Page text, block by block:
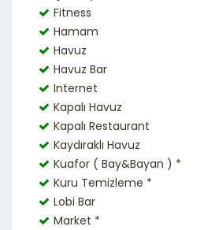
Fitness
Hamam
Havuz
Havuz Bar
Internet
Kapalı Havuz
Kapalı Restaurant
Kaydıraklı Havuz
Kuafor ( Bay&Bayan ) *
Kuru Temizleme *
Lobi Bar
Market *